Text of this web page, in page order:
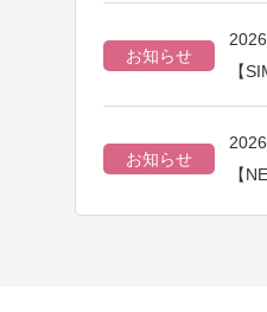
お知らせ
【
お知らせ
【